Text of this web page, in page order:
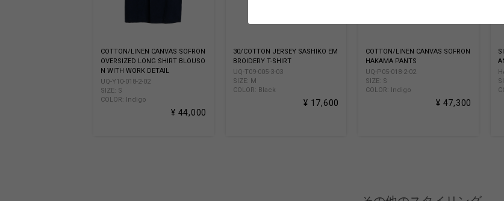
COTTON/LINEN CANVAS SOFRON
OVERSIZED LONG SHIRT BLOUSO
N WITH WORK DETAIL
UQ-Y10-018-2-02
SIZE: S
COLOR: Indigo
¥ 44,000
30/COTTON JERSEY SASHIKO EM
BROIDERY T-SHIRT
UQ-T09-005-3-03
SIZE: M
COLOR: Black
¥ 17,600
COTTON/LINEN CANVAS SOFRON
HAKAMA PANTS
UQ-P05-018-2-02
SIZE: S
COLOR: Indigo
¥ 47,300